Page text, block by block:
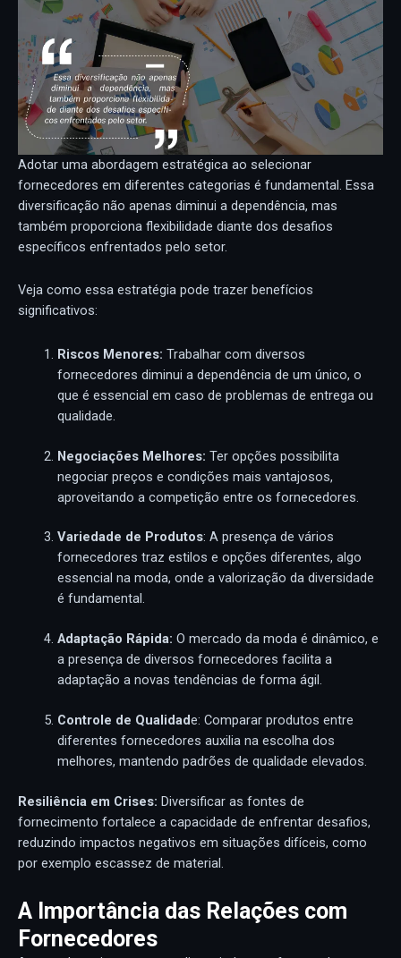
Adotar uma abordagem estratégica ao selecionar
fornecedores em diferentes categorias é fundamental. Essa
diversificação não apenas diminui a dependência, mas
também proporciona flexibilidade diante dos desafios
específicos enfrentados pelo setor.
Veja como essa estratégia pode trazer benefícios
significativos:
Riscos Menores: Trabalhar com diversos
fornecedores diminui a dependência de um único, o
que é essencial em caso de problemas de entrega ou
qualidade.
Negociações Melhores: Ter opções possibilita
negociar preços e condições mais vantajosos,
aproveitando a competição entre os fornecedores.
Variedade de Produtos: A presença de vários
fornecedores traz estilos e opções diferentes, algo
essencial na moda, onde a valorização da diversidade
é fundamental.
Adaptação Rápida: O mercado da moda é dinâmico, e
a presença de diversos fornecedores facilita a
adaptação a novas tendências de forma ágil.
Controle de Qualidade: Comparar produtos entre
diferentes fornecedores auxilia na escolha dos
melhores, mantendo padrões de qualidade elevados.
Resiliência em Crises: Diversificar as fontes de
fornecimento fortalece a capacidade de enfrentar desafios,
reduzindo impactos negativos em situações difíceis, como
por exemplo escassez de material.
A Importância das Relações com
Fornecedores